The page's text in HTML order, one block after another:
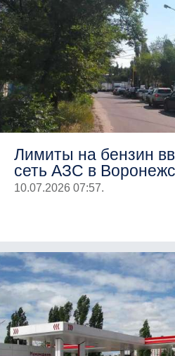
Лимиты на бензин
сеть АЗС в
10.07.2026 07:57.